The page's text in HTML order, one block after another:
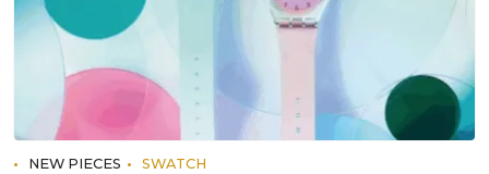
NEW PIECES SWATCH